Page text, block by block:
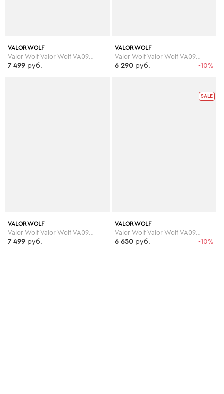
VALOR WOLF
7 499 руб.
VALOR WOLF
Valor Wolf Valor Wolf VA090AMLPX47
-10%
6 290 руб.
VALOR WOLF
7 499 руб.
SALE
VALOR WOLF
Valor Wolf Valor Wolf VA090AMLPX68
-10%
6 650 руб.